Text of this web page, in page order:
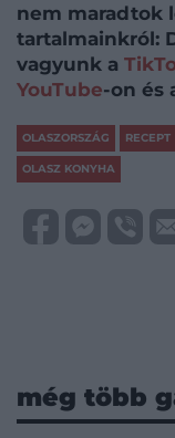
nem maradtok
tartalmainkról:
vagyunk a
YouTube-on és
OLASZORSZÁG RECEPT
OLASZ KONYHA
még több